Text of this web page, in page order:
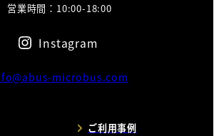
営業時間：10:00-18:00
Instagram
microbus.com
ご利用事例